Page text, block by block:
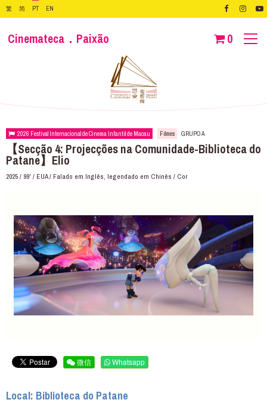
繁 简 PT EN
Cinemateca．Paixão 0
2026 Festival Internacional de Cinema Infantil de Macau Filmes GRUPO A
【Secção 4: Projecções na Comunidade-Biblioteca do
Patane】Elio
2025 / 99' / EUA / Falado em Inglês, legendado em Chinês / Cor
微信 Whatsapp
Local: Biblioteca do Patane